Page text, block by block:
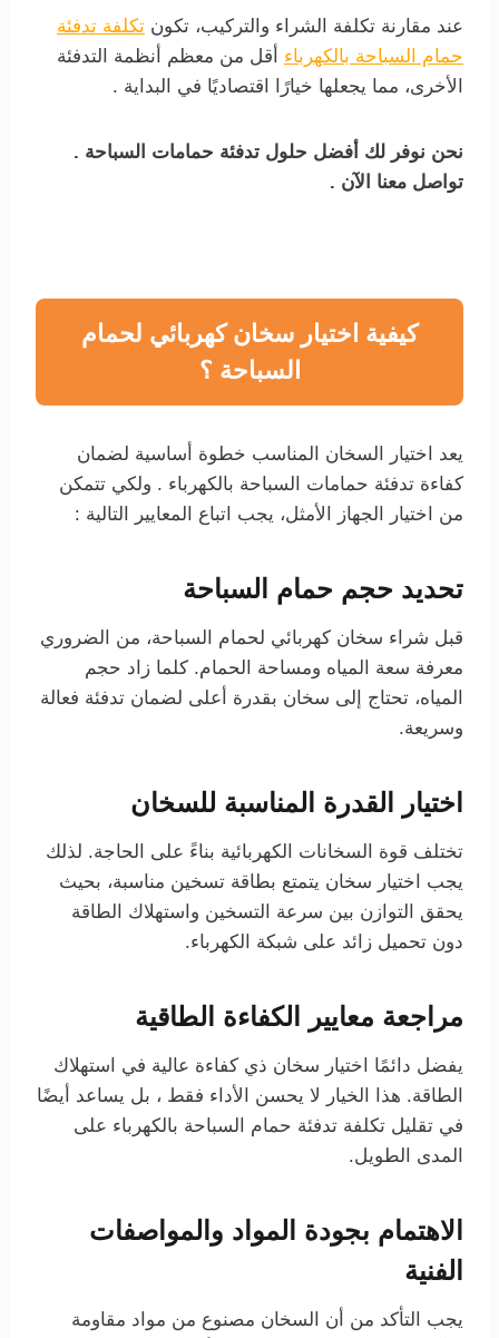
عند مقارنة تكلفة الشراء والتركيب، تكون تكلفة تدفئة
حمام السباحة بالكهرباء أقل من معظم أنظمة التدفئة
الأخرى، مما يجعلها خيارًا اقتصاديًا في البداية .
نحن نوفر لك أفضل حلول تدفئة حمامات السباحة .
تواصل معنا الآن .
كيفية اختيار سخان كهربائي لحمام
السباحة ؟
يعد اختيار السخان المناسب خطوة أساسية لضمان
كفاءة تدفئة حمامات السباحة بالكهرباء . ولكي تتمكن
من اختيار الجهاز الأمثل، يجب اتباع المعايير التالية :
تحديد حجم حمام السباحة
قبل شراء سخان كهربائي لحمام السباحة، من الضروري
معرفة سعة المياه ومساحة الحمام. كلما زاد حجم
المياه، تحتاج إلى سخان بقدرة أعلى لضمان تدفئة فعالة
وسريعة.
اختيار القدرة المناسبة للسخان
تختلف قوة السخانات الكهربائية بناءً على الحاجة. لذلك
يجب اختيار سخان يتمتع بطاقة تسخين مناسبة، بحيث
يحقق التوازن بين سرعة التسخين واستهلاك الطاقة
دون تحميل زائد على شبكة الكهرباء.
مراجعة معايير الكفاءة الطاقية
يفضل دائمًا اختيار سخان ذي كفاءة عالية في استهلاك
الطاقة. هذا الخيار لا يحسن الأداء فقط ، بل يساعد أيضًا
في تقليل تكلفة تدفئة حمام السباحة بالكهرباء على
المدى الطويل.
الاهتمام بجودة المواد والمواصفات
الفنية
يجب التأكد من أن السخان مصنوع من مواد مقاومة